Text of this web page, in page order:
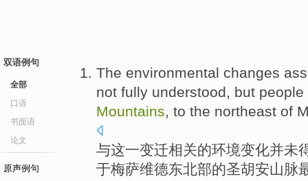
双语例句
全部
口语
书面语
论文
原声例句
The environmental changes
not fully understood, but people
Mountains, to the northeast of
与这一变迁相关的环境变化并未
于梅萨维德东北部的圣胡安山脉